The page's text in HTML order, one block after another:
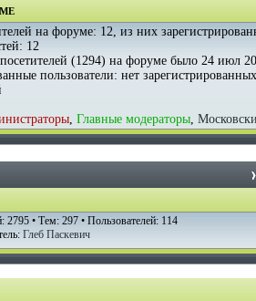
на форуме: 12, из них
12
(1294) на форуме было 24 июл
пользователи: нет зарегистрированных
, Главные модераторы,
2795 • Тем: 297 • Пользователей: 114
Глеб Паскевич